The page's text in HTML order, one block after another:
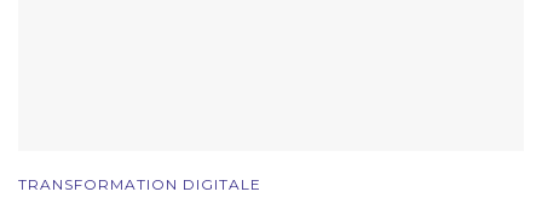
TRANSFORMATION DIGITALE